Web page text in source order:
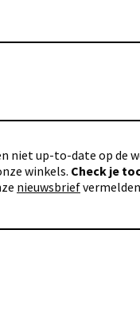
niet up-to-date op de
winkels. Check je
nieuwsbrief